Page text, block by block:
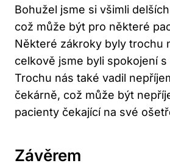
Bohužel jsme si všimli
což může být pro některé
Některé zákroky byly trochu
celkově jsme byli spokojení
Trochu nás také vadil
čekárně, což může být
pacienty čekající na své
Závěrem